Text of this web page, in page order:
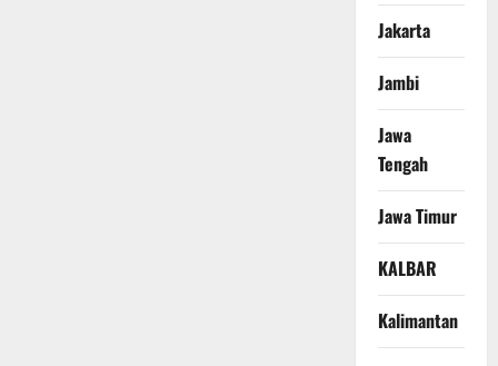
Jakarta
Jambi
Jawa
Tengah
Jawa Timur
KALBAR
Kalimantan